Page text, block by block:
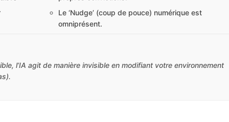
Le ‘Nudge’ (coup de pouce) numérique est
omniprésent.
l’IA agit de manière invisible en modifiant votre environnement